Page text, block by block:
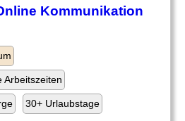
Kommunikation
Arbeitszeiten
30+ Urlaubstage